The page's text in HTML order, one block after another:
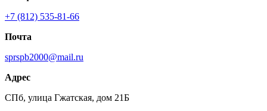
+7 (812) 535-81-66
Почта
sprspb2000@mail.ru
Адрес
СПб, улица Гжатская, дом 21Б